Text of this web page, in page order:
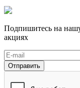
Подпишитесь на
акциях
Отправить